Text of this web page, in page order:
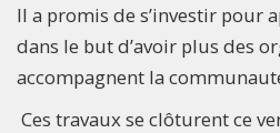
Il a promis de s’investir pour
dans le but d’avoir plus des
accompagnent la
Ces travaux se clôturent ce